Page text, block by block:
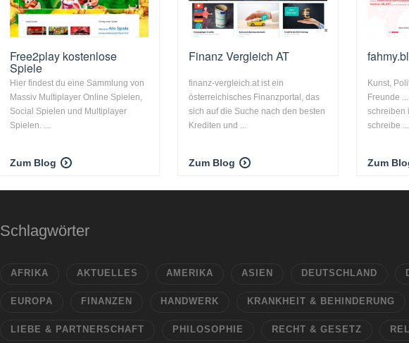
Free2play kostenlose
Spiele
Hier findest du eine Sammlung von
Massiv Multiplayer Online Spielen,
Social Spielen und Multiplayer
Spielen. ...
Zum Blog
Finanz Vergleich AT
finanz-vergleich.at ist ein
österreichisches Finanzportal, das
sich auf die Suche nach den besten
Krediten und ...
Zum Blog
Kunst,
Freunde
schreiben
schreibe ...
Zum
Schlagwörter
AFRIKA AKTUELLES AMERIKA ASIEN DEUTSCHLAND
EUROPA FINANZEN HANDWERK KRANKHEIT & BEHINDERUNG
LIEBE & PARTNERSCHAFT PHILOSOPHIE RECHT & GESETZ